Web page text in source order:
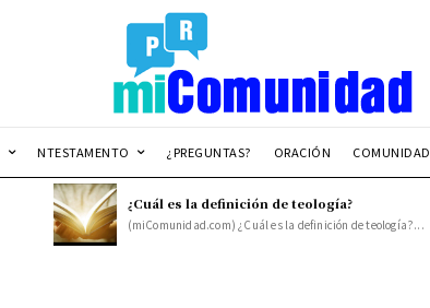
NTESTAMENTO ¿PREGUNTAS? ORACIÓN COMUNIDAD
¿Cuál es la definición de teología?
(miComunidad.com) ¿Cuál es la definición de teología?...